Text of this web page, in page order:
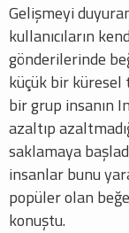
Gelişmeyi
kullanıcıların
gönderilerinde
küçük bir küresel
bir grup insanın
azaltıp
saklamaya
insanlar bunu
popüler olan
konuştu.